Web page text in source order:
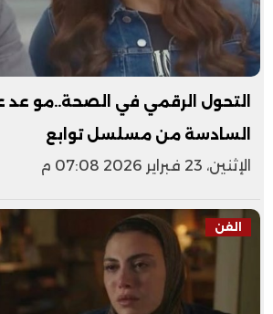
التحول الرقمي في الصحة..مو
السادسة من مسلسل توابع
الإثنين، 23 فبراير 2026 07:08 م
الفن